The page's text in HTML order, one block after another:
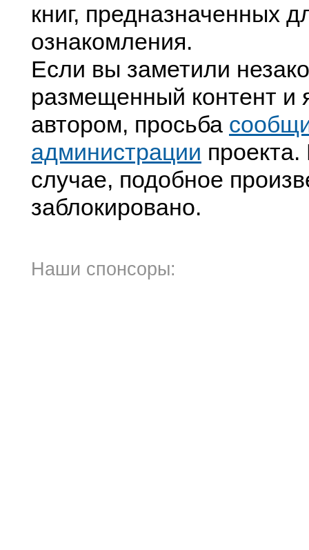
книг, предназначенных
ознакомления.
Если вы заметили
размещенный контент и
автором, просьба
администрации
случае, подобное
заблокировано.
Наши спонсоры: